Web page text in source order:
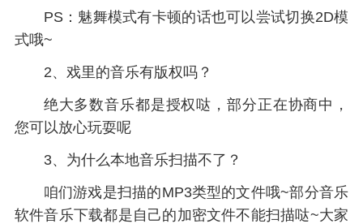
PS：魅舞模式有卡顿的话也可以尝试切换2D模
式哦~
2、戏里的音乐有版权吗？
绝大多数音乐都是授权哒，部分正在协商中，
您可以放心玩耍呢
3、为什么本地音乐扫描不了？
咱们游戏是扫描的MP3类型的文件哦~部分音乐
软件音乐下载都是自己的加密文件不能扫描哒~大家